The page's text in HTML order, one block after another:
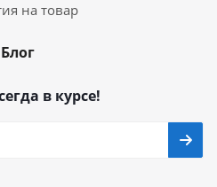
на товар
Блог
в курсе!